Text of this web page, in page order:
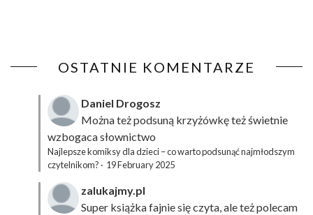
OSTATNIE KOMENTARZE
Daniel Drogosz
Można też podsuną krzyżówkęteż świetnie
wzbogaca słownictwo
Najlepsze komiksy dla dzieci – co warto podsunąć najmłodszym
czytelnikom? · 19 February 2025
zalukajmy.pl
Super książka fajnie się czyta, ale też polecam